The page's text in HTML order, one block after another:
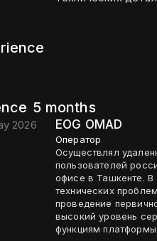
5 months
2026
EOG OMAD
Оператор
Осуществлял
пользователей
офисе в Ташкенте. В
технических
проведение
высокий уровень
функциям платформы.